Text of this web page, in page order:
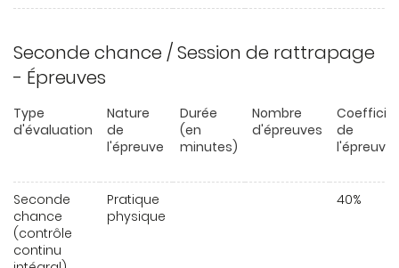
Seconde chance / Session de rattrapage
- Épreuves
Type
d'évaluation
Nature
de
l'épreuve
Durée
(en
minutes)
Nombre
d'épreuves
de
l'épreuve
Seconde
chance
(contrôle
continu
Pratique
physique
40%